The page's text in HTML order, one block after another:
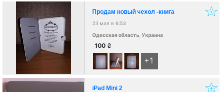
Продам новый чехол -книга
23 мая в 6:53
Одесская область, Украина
100 ₴
+1
iPad Mini 2